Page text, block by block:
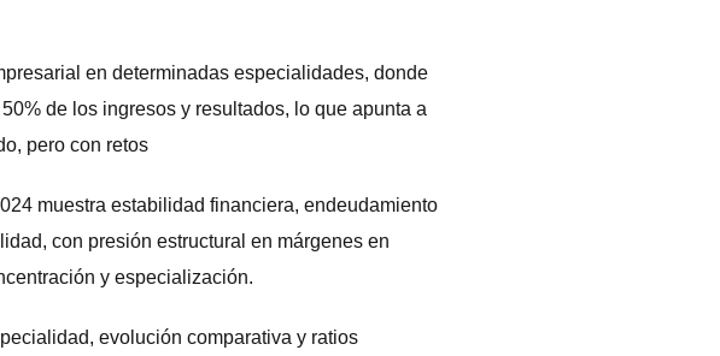
en determinadas especialidades, donde
de los ingresos y resultados, lo que apunta a
pero con retos
muestra estabilidad financiera, endeudamiento
con presión estructural en márgenes en
y especialización.
evolución comparativa y ratios